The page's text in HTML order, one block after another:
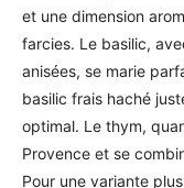
et une dimension
farcies. Le basilic,
anisées, se marie
basilic frais haché
optimal. Le thym,
Provence et se
Pour une variante